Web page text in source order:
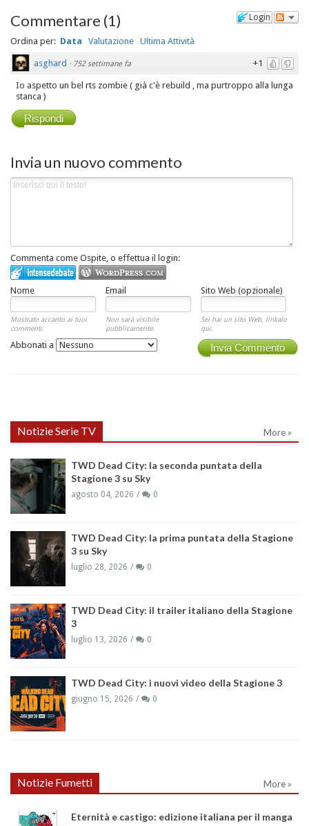
Login
Commentare (1)
Ordina per: Data Valutazione Ultima Attività
+1
asghard · 752 settimane fa
Io aspetto un bel rts zombie ( già c'è rebuild , ma purtroppo alla lunga
stanca )
Rispondi
Invia un nuovo commento
Commenta come Ospite, o effettua il login:
Nome Email Sito Web (opzionale)
Mostrato accanto ai tuoi
commenti.
Non sarà visibile
pubblicamente.
Sei hai un sito Web, linkalo
qui.
Invia Commento
Abbonati a
Notizie Serie TV More »
TWD Dead City: la seconda puntata della
Stagione 3 su Sky
agosto 04, 2026 0
TWD Dead City: la prima puntata della Stagione
3 su Sky
luglio 28, 2026 0
TWD Dead City: il trailer italiano della Stagione
3
luglio 13, 2026 0
TWD Dead City: i nuovi video della Stagione 3
giugno 15, 2026 0
Notizie Fumetti More »
Eternità e castigo: edizione italiana per il manga